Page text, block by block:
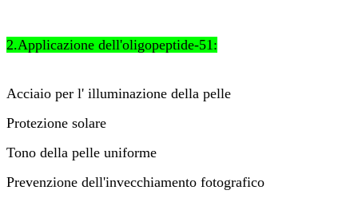
2.Applicazione dell'oligopeptide-51:
Acciaio per l' illuminazione della pelle
Protezione solare
Tono della pelle uniforme
Prevenzione dell'invecchiamento fotografico